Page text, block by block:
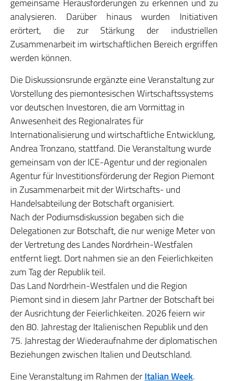
gemeinsame Herausforderungen zu erkennen und zu
analysieren. Darüber hinaus wurden Initiativen
erörtert, die zur Stärkung der industriellen
Zusammenarbeit im wirtschaftlichen Bereich ergriffen
werden können.
Die Diskussionsrunde ergänzte eine Veranstaltung zur
Vorstellung des piemontesischen Wirtschaftssystems
vor deutschen Investoren, die am Vormittag in
Anwesenheit des Regionalrates für
Internationalisierung und wirtschaftliche Entwicklung,
Andrea Tronzano, stattfand. Die Veranstaltung wurde
gemeinsam von der ICE-Agentur und der regionalen
Agentur für Investitionsförderung der Region Piemont
in Zusammenarbeit mit der Wirtschafts- und
Handelsabteilung der Botschaft organisiert.
Nach der Podiumsdiskussion begaben sich die
Delegationen zur Botschaft, die nur wenige Meter von
der Vertretung des Landes Nordrhein-Westfalen
entfernt liegt. Dort nahmen sie an den Feierlichkeiten
zum Tag der Republik teil.
Das Land Nordrhein-Westfalen und die Region
Piemont sind in diesem Jahr Partner der Botschaft bei
der Ausrichtung der Feierlichkeiten. 2026 feiern wir
den 80. Jahrestag der Italienischen Republik und den
75. Jahrestag der Wiederaufnahme der diplomatischen
Beziehungen zwischen Italien und Deutschland.
Eine Veranstaltung im Rahmen derItalian Week.